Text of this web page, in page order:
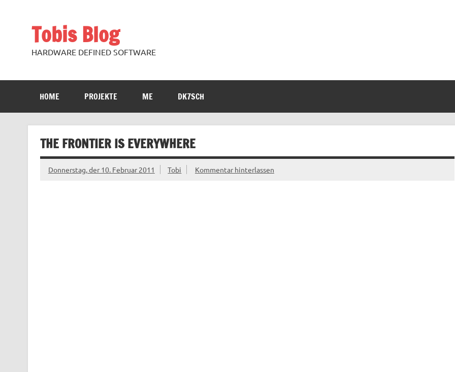
Tobis Blog
HARDWARE DEFINED SOFTWARE
HOME PROJEKTE ME DK7SCH
THE FRONTIER IS EVERYWHERE
Donnerstag, der 10. Februar 2011 Tobi Kommentar hinterlassen